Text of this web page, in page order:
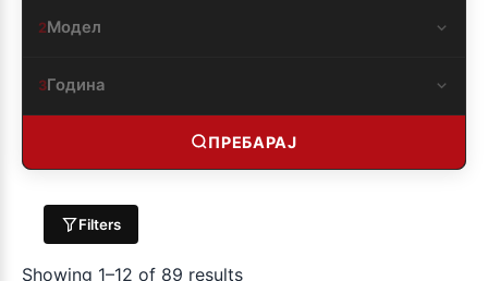
2Модел
3Година
ПРЕБАРАЈ
Filters
Showing 1–12 of 89 results